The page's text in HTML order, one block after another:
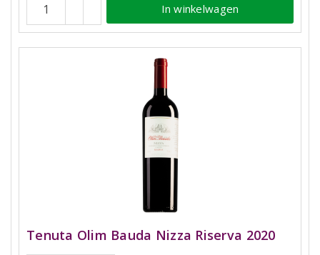
In winkelwagen
Tenuta Olim Bauda Nizza Riserva 2020